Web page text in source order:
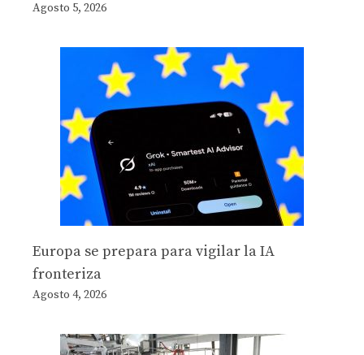
Agosto 5, 2026
Europa se prepara para vigilar la IA
fronteriza
Agosto 4, 2026